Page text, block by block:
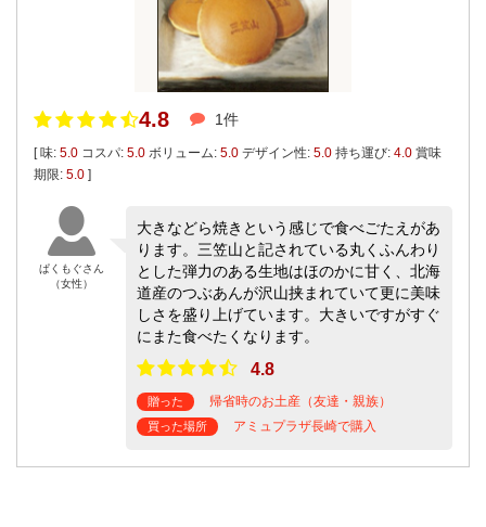
4.8 1件
[ 味: 5.0 コスパ: 5.0 ボリューム: 5.0 デザイン性: 5.0 持ち運び: 4.0 賞味
期限: 5.0 ]
ぱくもぐさん
（女性）
大きなどら焼きという感じで食べごたえがあ
ります。三笠山と記されている丸くふんわり
とした弾力のある生地はほのかに甘く、北海
道産のつぶあんが沢山挟まれていて更に美味
しさを盛り上げています。大きいですがすぐ
にまた食べたくなります。
4.8
贈った 帰省時のお土産（友達・親族）
買った場所 アミュプラザ長崎で購入